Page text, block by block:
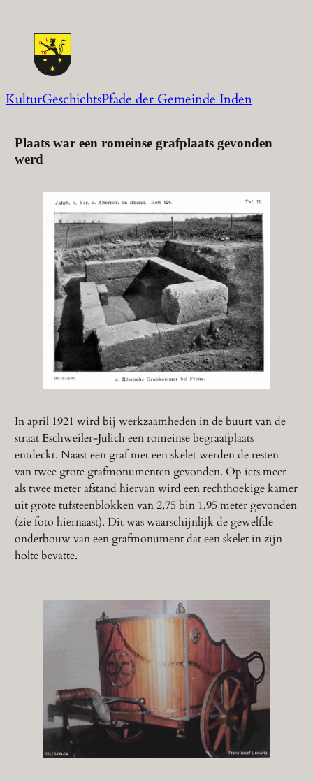
Inhalt
springen
KulturGeschichtsPfade der Gemeinde Inden
Plaats war een romeinse grafplaats gevonden
werd
In april 1921 wird bij werkzaamheden in de buurt van de
straat Eschweiler-Jülich een romeinse begraafplaats
entdeckt. Naast een graf met een skelet werden de resten
van twee grote grafmonumenten gevonden. Op iets meer
als twee meter afstand hiervan wird een rechthoekige kamer
uit grote tufsteenblokken van 2,75 bin 1,95 meter gevonden
(zie foto hiernaast). Dit was waarschijnlijk de gewelfde
onderbouw van een grafmonument dat een skelet in zijn
holte bevatte.